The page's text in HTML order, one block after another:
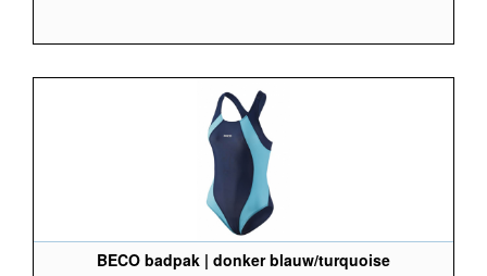
BECO badpak | donker blauw/turquoise